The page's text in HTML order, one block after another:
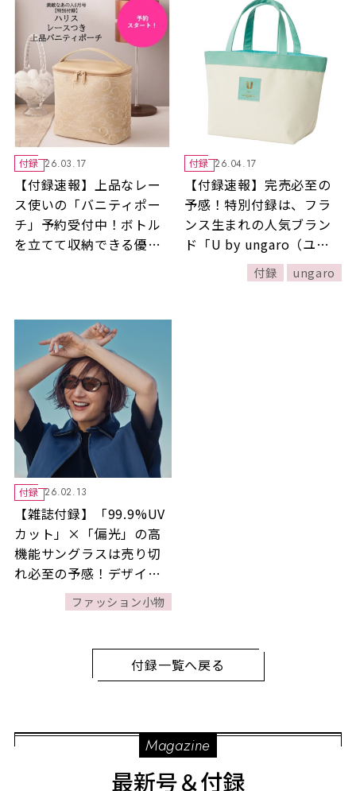
付録 26.03.17
【付録速報】上品なレー
ス使いの「バニティポー
チ」予約受付中！ボトル
を立てて収納できる優秀
付録 26.04.17
【付録速報】完売必至の
予感！特別付録は、フラ
ンス生まれの人気ブラン
ド「U by ungaro（ユー
バイ ウンガロ）」コラ
ボ！ マチたっぷり「舟
付録 ungaro
付録 26.02.13
【雑誌付録】「99.9%UV
カット」×「偏光」の高
機能サングラスは売り切
れ必至の予感！デザイン
はモデル富岡佳子さんが
監修！【素敵なあの人
ファッション小物
付録一覧へ戻る
Magazine
最新号＆付録